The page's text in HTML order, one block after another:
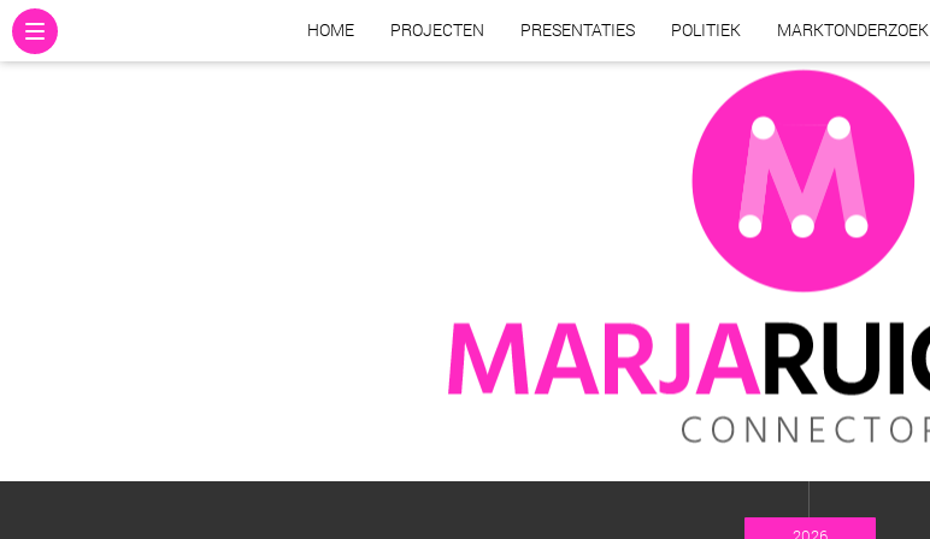
HOME PROJECTEN PRESENTATIES POLITIEK MARKTONDERZOEK